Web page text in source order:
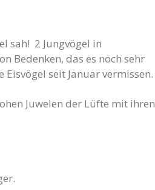
sah! 2 Jungvögel in
Bedenken, das es noch sehr
seit Januar vermissen.
Juwelen der Lüfte mit ihren